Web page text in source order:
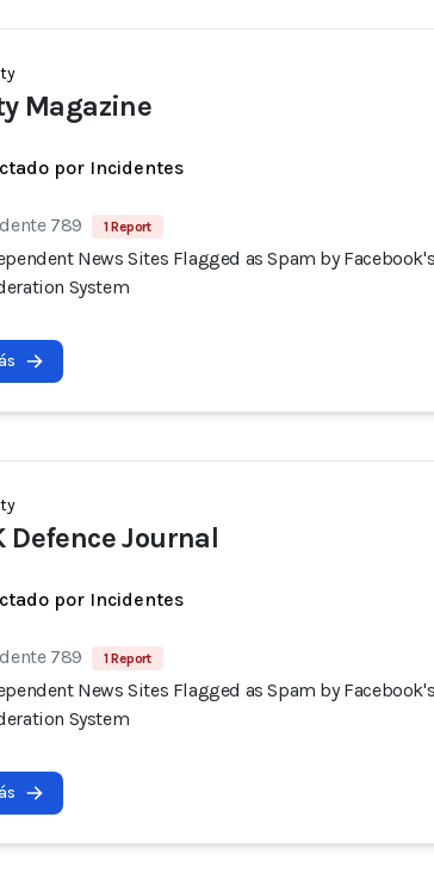
Magazine
por Incidentes
789 1 Report
News Sites Flagged as Spam by
System
Defence Journal
por Incidentes
789 1 Report
News Sites Flagged as Spam by
System